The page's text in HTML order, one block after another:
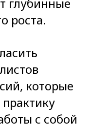
глубинные
роста.
которые
с собой